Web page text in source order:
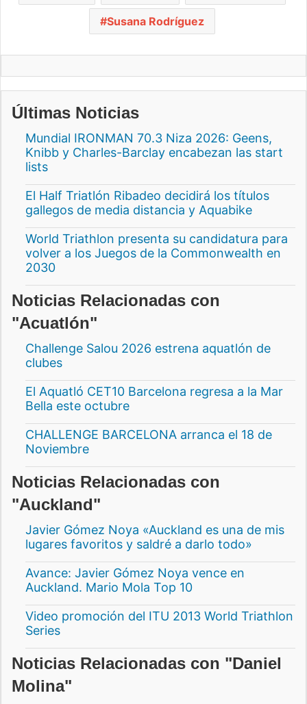
Susana Rodríguez
Últimas Noticias
Mundial IRONMAN 70.3 Niza 2026: Geens,
Knibb y Charles-Barclay encabezan las start
lists
El Half Triatlón Ribadeo decidirá los títulos
gallegos de media distancia y Aquabike
World Triathlon presenta su candidatura para
volver a los Juegos de la Commonwealth en
2030
Noticias Relacionadas con
"Acuatlón"
Challenge Salou 2026 estrena aquatlón de
clubes
El Aquatló CET10 Barcelona regresa a la Mar
Bella este octubre
CHALLENGE BARCELONA arranca el 18 de
Noviembre
Noticias Relacionadas con
"Auckland"
Javier Gómez Noya «Auckland es una de mis
lugares favoritos y saldré a darlo todo»
Avance: Javier Gómez Noya vence en
Auckland. Mario Mola Top 10
Video promoción del ITU 2013 World Triathlon
Series
Noticias Relacionadas con "Daniel
Molina"